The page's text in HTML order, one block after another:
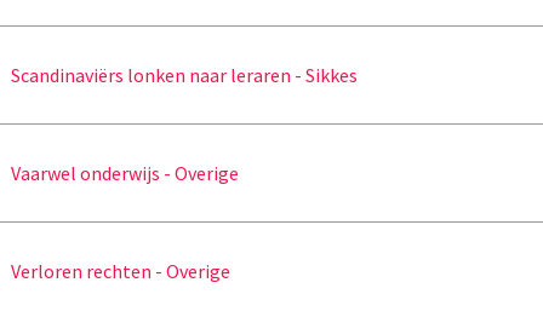
Scandinaviërs lonken naar leraren - Sikkes
Vaarwel onderwijs - Overige
Verloren rechten - Overige